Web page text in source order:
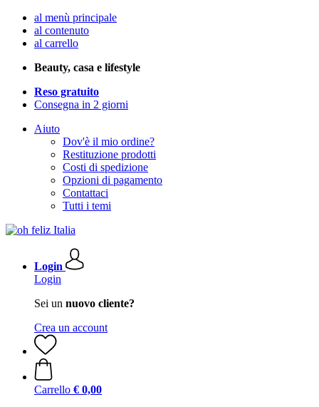
al menù principale
al contenuto
al carrello
Beauty, casa e lifestyle
Reso gratuito
Consegna in 2 giorni
Aiuto
Dov'è il mio ordine?
Restituzione prodotti
Costi di spedizione
Opzioni di pagamento
Contattaci
Tutti i temi
Login
Login
Sei un nuovo cliente?
Crea un account
Carrello € 0,00